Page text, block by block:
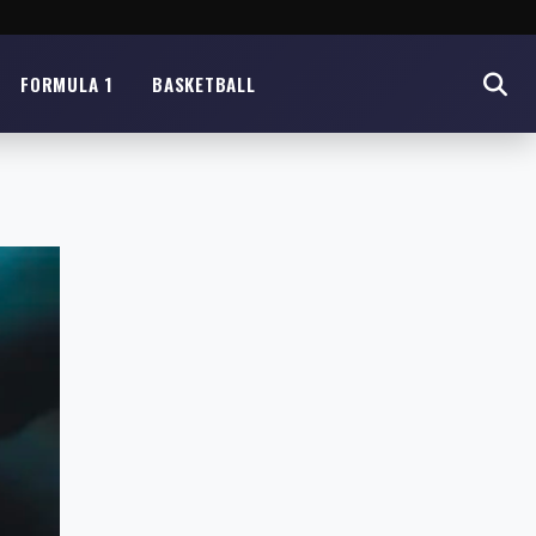
FORMULA 1 BASKETBALL